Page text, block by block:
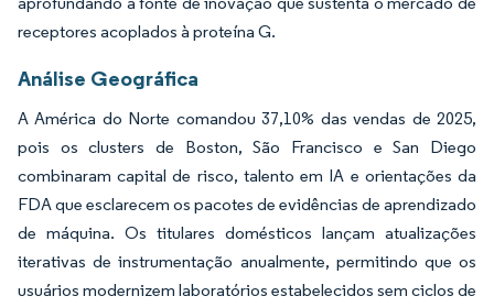
receptores acoplados à proteína G.
Análise Geográfica
A América do Norte comandou 37,10% das vendas de 2025,
pois os clusters de Boston, São Francisco e San Diego
combinaram capital de risco, talento em IA e orientações da
FDA que esclarecem os pacotes de evidências de aprendizado
de máquina. Os titulares domésticos lançam atualizações
iterativas de instrumentação anualmente, permitindo que os
usuários modernizem laboratórios estabelecidos sem ciclos de